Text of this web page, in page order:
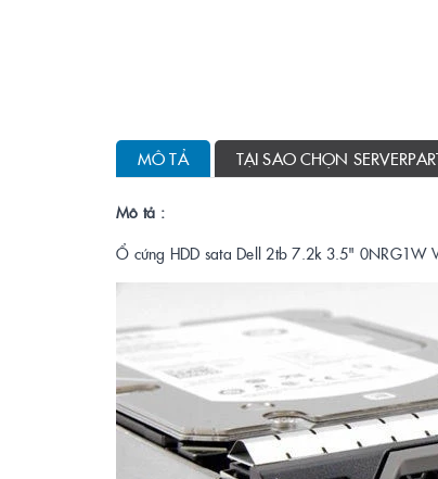
MÔ TẢ TẠI SAO CHỌN
Mô tả :
Ổ cứng HDD sata Dell 2tb 7.2k 3.5" 0NRG1W